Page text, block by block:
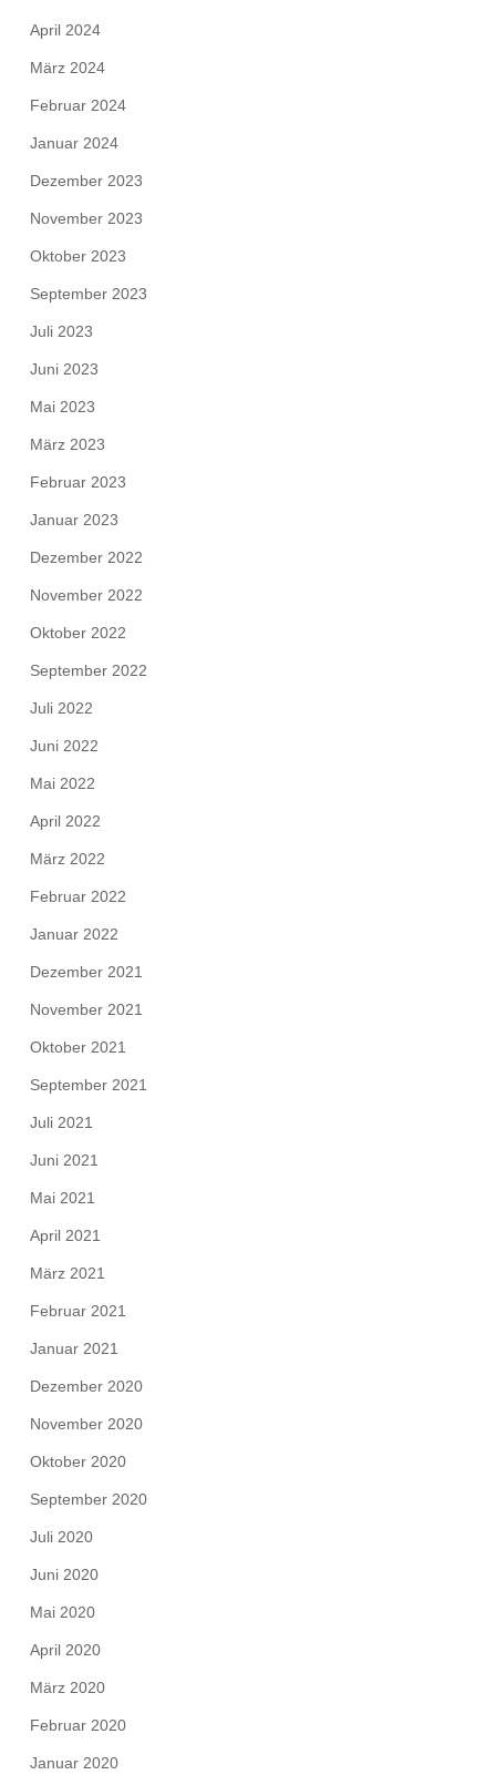
April 2024
März 2024
Februar 2024
Januar 2024
Dezember 2023
November 2023
Oktober 2023
September 2023
Juli 2023
Juni 2023
Mai 2023
März 2023
Februar 2023
Januar 2023
Dezember 2022
November 2022
Oktober 2022
September 2022
Juli 2022
Juni 2022
Mai 2022
April 2022
März 2022
Februar 2022
Januar 2022
Dezember 2021
November 2021
Oktober 2021
September 2021
Juli 2021
Juni 2021
Mai 2021
April 2021
März 2021
Februar 2021
Januar 2021
Dezember 2020
November 2020
Oktober 2020
September 2020
Juli 2020
Juni 2020
Mai 2020
April 2020
März 2020
Februar 2020
Januar 2020